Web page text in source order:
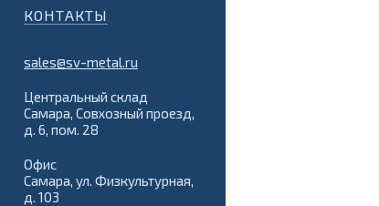
КОНТАКТЫ
sales@sv-metal.ru
Центральный склад
Самара, Совхозный проезд,
д. 6, пом. 28
Офис
Самара, ул. Физкультурная,
д. 103